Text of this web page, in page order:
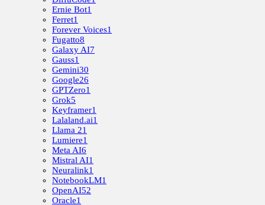
Ernie Bot1
Ferret1
Forever Voices1
Fugatto8
Galaxy AI7
Gauss1
Gemini30
Google26
GPTZero1
Grok5
Keyframer1
Lalaland.ai1
Llama 21
Lumiere1
Meta AI6
Mistral AI1
Neuralink1
NotebookLM1
OpenAI52
Oracle1